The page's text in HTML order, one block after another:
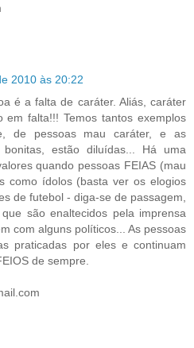
2010 às 20:22
é a falta de caráter. Aliás, caráter
falta!!! Temos tantos exemplos
de pessoas mau caráter, e as
estão diluídas... Há uma
quando pessoas FEIAS (mau
como ídolos (basta ver os elogios
de futebol - diga-se de passagem,
são enaltecidos pela imprensa
com alguns políticos... As pessoas
praticadas por eles e continuam
de sempre.